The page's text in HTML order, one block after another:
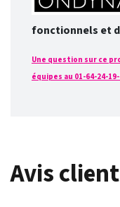
fonctionnels et
Une question sur ce
équipes au 01-64-24-
Avis client